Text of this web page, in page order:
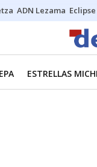
ADN Lezama Eclipse
ESTRELLAS